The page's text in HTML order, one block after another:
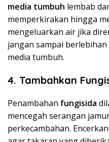
media tumbuh lembab
memperkirakan hingga
mengeluarkan air jika
jangan sampai
media tumbuh.
4. Tambahkan
Penambahan fungisida
mencegah serangan
perkecambahan.